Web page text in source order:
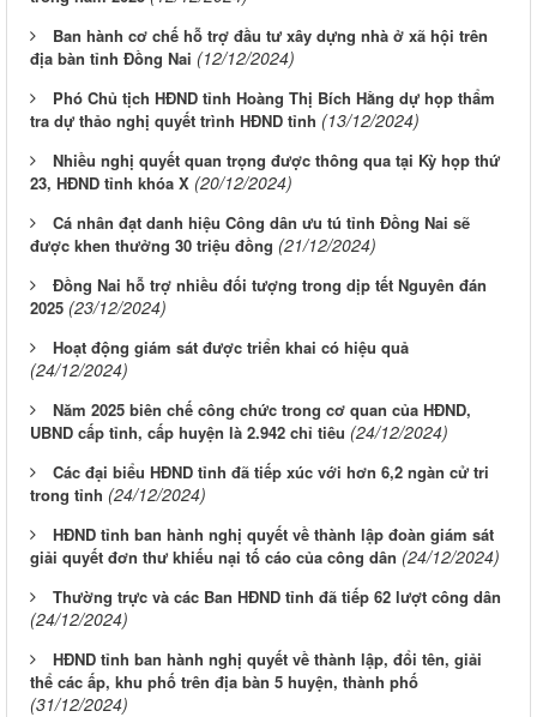
Ban hành cơ chế hỗ trợ đầu tư xây dựng nhà ở xã hội trên
địa bàn tỉnh Đồng Nai (12/12/2024)
Phó Chủ tịch HĐND tỉnh Hoàng Thị Bích Hằng dự họp thẩm
tra dự thảo nghị quyết trình HĐND tỉnh (13/12/2024)
Nhiều nghị quyết quan trọng được thông qua tại Kỳ họp thứ
23, HĐND tỉnh khóa X (20/12/2024)
Cá nhân đạt danh hiệu Công dân ưu tú tỉnh Đồng Nai sẽ
được khen thưởng 30 triệu đồng (21/12/2024)
Đồng Nai hỗ trợ nhiều đối tượng trong dịp tết Nguyên đán
2025 (23/12/2024)
Hoạt động giám sát được triển khai có hiệu quả
(24/12/2024)
Năm 2025 biên chế công chức trong cơ quan của HĐND,
UBND cấp tỉnh, cấp huyện là 2.942 chỉ tiêu (24/12/2024)
Các đại biểu HĐND tỉnh đã tiếp xúc với hơn 6,2 ngàn cử tri
trong tỉnh (24/12/2024)
HĐND tỉnh ban hành nghị quyết về thành lập đoàn giám sát
giải quyết đơn thư khiếu nại tố cáo của công dân (24/12/2024)
Thường trực và các Ban HĐND tỉnh đã tiếp 62 lượt công dân
(24/12/2024)
HĐND tỉnh ban hành nghị quyết về thành lập, đổi tên, giải
thể các ấp, khu phố trên địa bàn 5 huyện, thành phố
(31/12/2024)